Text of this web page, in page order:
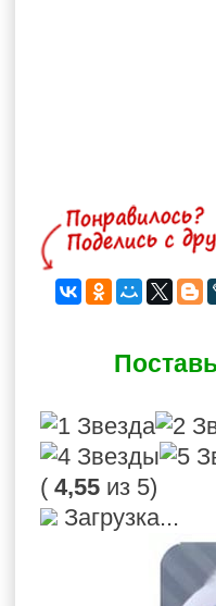
( 4,55из 5)
Загрузка...